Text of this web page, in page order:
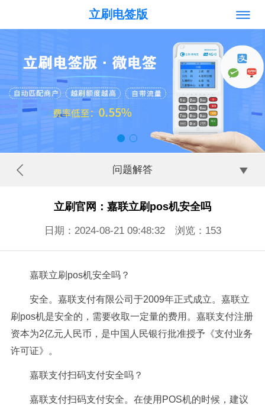
立刷电签版
问题解答
立刷官网：嘉联立刷pos机安全吗
日期：2024-08-21 09:48:32 浏览： 153
嘉联立刷pos机安全吗？
安全。嘉联支付有限公司于2009年正式成立。嘉联立
刷pos机是安全的，需要收取一定量的费用。嘉联支付注册
资本为2亿元人民币，是中国人民银行批准授予《支付业务
许可证》。
嘉联支付扫码支付安全吗？
嘉联支付扫码支付安全。在使用POS机的时候，建议